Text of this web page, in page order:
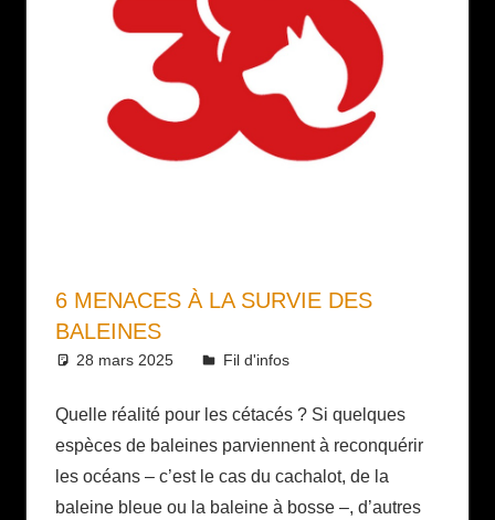
6 MENACES À LA SURVIE DES
BALEINES
28 mars 2025 Daniel
Fil d'infos
Quelle réalité pour les cétacés ? Si quelques
espèces de baleines parviennent à reconquérir
les océans – c’est le cas du cachalot, de la
baleine bleue ou la baleine à bosse –, d’autres